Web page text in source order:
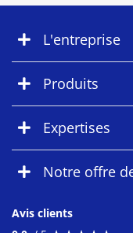
L'entreprise
Produits
Expertises
Notre offre
Avis clients